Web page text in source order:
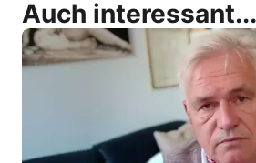
Auch interessant...